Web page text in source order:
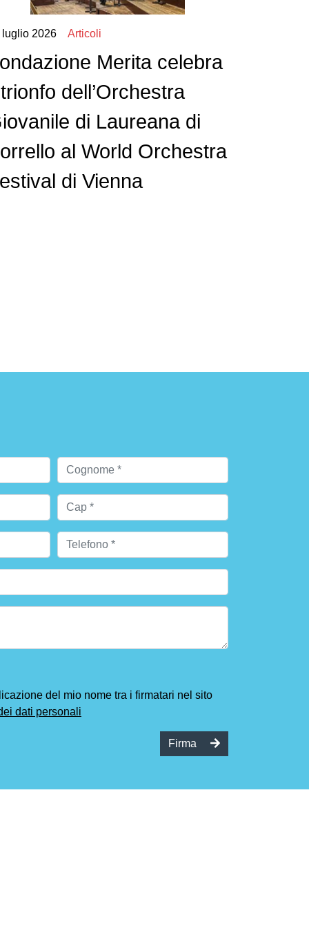
luglio 2026 Articoli
Merita celebra
dell’Orchestra
di Laureana di
al World Orchestra
di Vienna
del mio nome tra i firmatari nel sito
dati personali
Firma